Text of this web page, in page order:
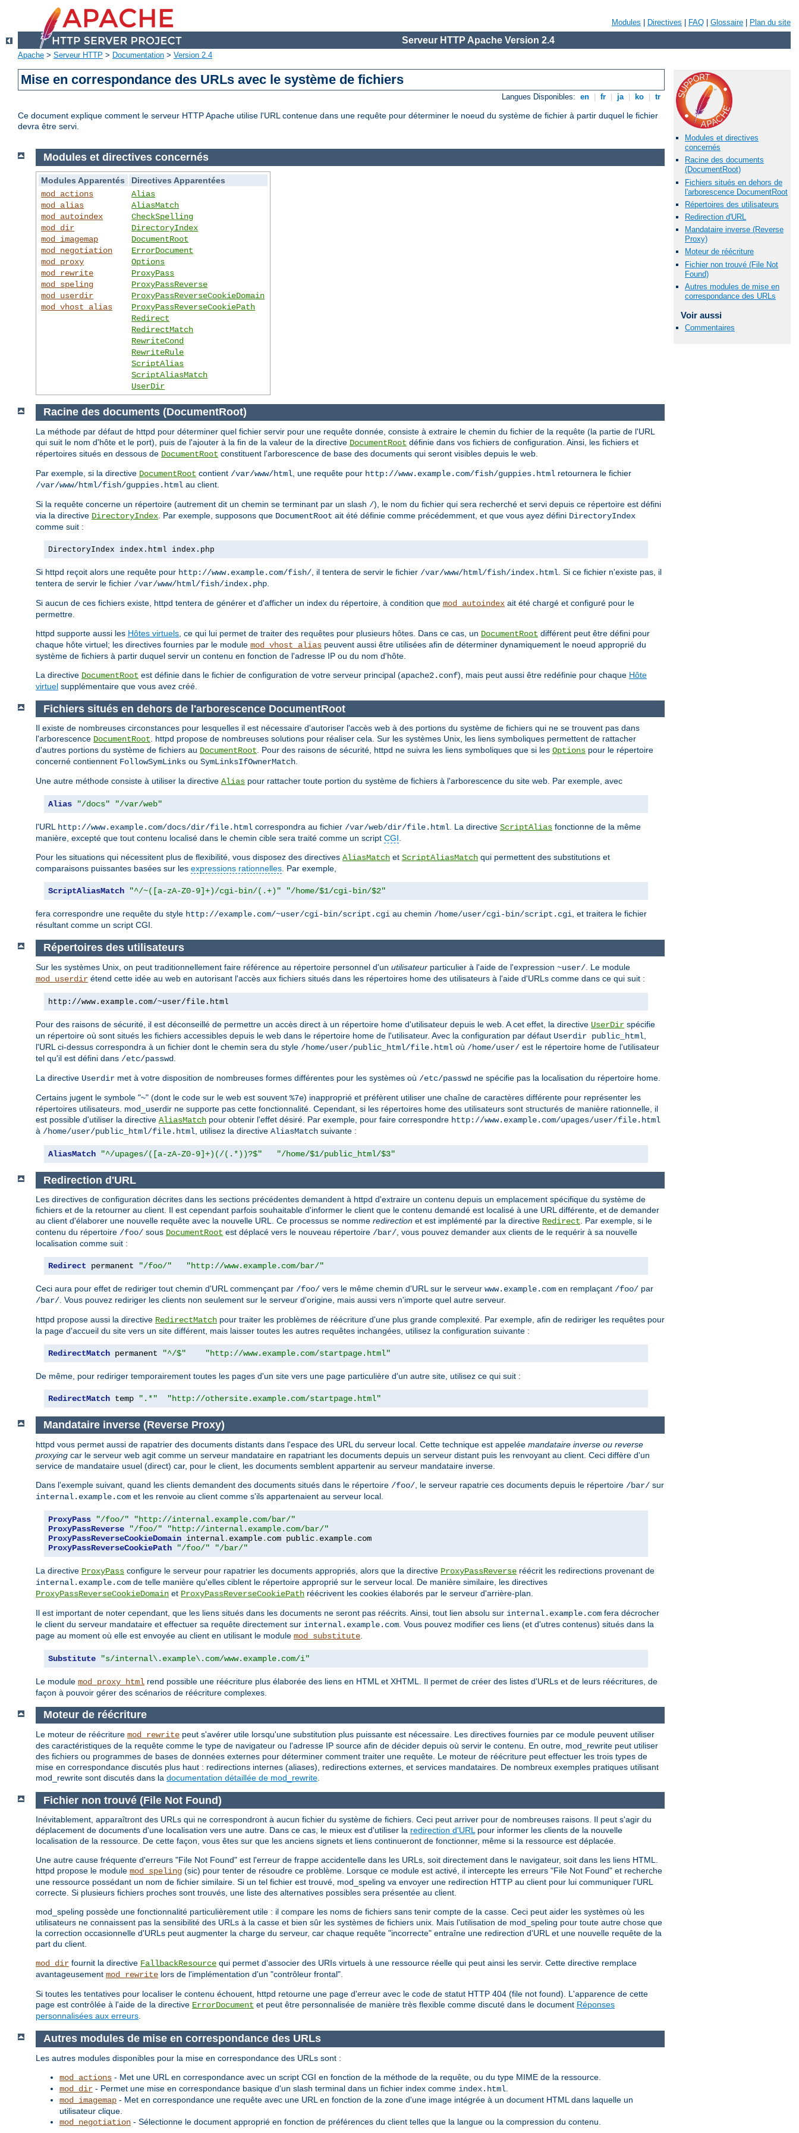
Modules Directives FAQ Glossaire Plan du site
Serveur HTTP Apache Version 2.4
Apache > Serveur HTTP > Documentation > Version 2.4
Mise en correspondance des URLs avec le système de fichiers
Langues Disponibles: en fr ja ko tr
Ce document explique comment le serveur HTTP Apache utilise l'URL contenue dans une requête pour déterminer le noeud du système de fichier à partir duquel le fichier
devra être servi.
Modules et directives
concernés
Racine des documents
(DocumentRoot)
Fichiers situés en dehors de
l'arborescence DocumentRoot
Répertoires des utilisateurs
Redirection d'URL
Mandataire inverse (Reverse
Proxy)
Moteur de réécriture
Fichier non trouvé (File Not
Found)
Autres modules de mise en
correspondance des URLs
Voir aussi
Commentaires
Modules et directives concernés
Modules Apparentés
Directives Apparentées
mod_actions
mod_alias
mod_autoindex
mod_dir
mod_imagemap
mod_negotiation
mod_proxy
mod_rewrite
mod_speling
mod_userdir
mod_vhost_alias
Alias
AliasMatch
CheckSpelling
DirectoryIndex
DocumentRoot
ErrorDocument
Options
ProxyPass
ProxyPassReverse
ProxyPassReverseCookieDomain
ProxyPassReverseCookiePath
Redirect
RedirectMatch
RewriteCond
RewriteRule
ScriptAlias
ScriptAliasMatch
UserDir
Racine des documents (DocumentRoot)
La méthode par défaut de httpd pour déterminer quel fichier servir pour une requête donnée, consiste à extraire le chemin du fichier de la requête (la partie de l'URL
qui suit le nom d'hôte et le port), puis de l'ajouter à la fin de la valeur de la directive DocumentRoot définie dans vos fichiers de configuration. Ainsi, les fichiers et
répertoires situés en dessous de DocumentRoot constituent l'arborescence de base des documents qui seront visibles depuis le web.
Par exemple, si la directive DocumentRoot contient /var/www/html , une requête pour http://www.example.com/fish/guppies.html retournera le fichier
/var/www/html/fish/guppies.html au client.
Si la requête concerne un répertoire (autrement dit un chemin se terminant par un slash /), le nom du fichier qui sera recherché et servi depuis ce répertoire est défini
via la directive DirectoryIndex . Par exemple, supposons que DocumentRoot ait été définie comme précédemment, et que vous ayez défini DirectoryIndex
comme suit :
DirectoryIndex index.html index.php
Si httpd reçoit alors une requête pour http://www.example.com/fish/ , il tentera de servir le fichier /var/www/html/fish/index.html . Si ce fichier n'existe pas, il
tentera de servir le fichier /var/www/html/fish/index.php
Si aucun de ces fichiers existe, httpd tentera de générer et d'afficher un index du répertoire, à condition que mod_autoindex ait été chargé et configuré pour le
permettre.
httpd supporte aussi les Hôtes virtuels , ce qui lui permet de traiter des requêtes pour plusieurs hôtes. Dans ce cas, un DocumentRoot différent peut être défini pour
chaque hôte virtuel; les directives fournies par le module mod_vhost_alias peuvent aussi être utilisées afin de déterminer dynamiquement le noeud approprié du
système de fichiers à partir duquel servir un contenu en fonction de l'adresse IP ou du nom d'hôte.
La directive DocumentRoot est définie dans le fichier de configuration de votre serveur principal (apache2.conf), mais peut aussi être redéfinie pour chaque Hôte
virtuel supplémentaire que vous avez créé.
Fichiers situés en dehors de l'arborescence DocumentRoot
Il existe de nombreuses circonstances pour lesquelles il est nécessaire d'autoriser l'accès web à des portions du système de fichiers qui ne se trouvent pas dans
l'arborescence DocumentRoot. httpd propose de nombreuses solutions pour réaliser cela. Sur les systèmes Unix, les liens symboliques permettent de rattacher
d'autres portions du système de fichiers au DocumentRoot. Pour des raisons de sécurité, httpd ne suivra les liens symboliques que si les Options pour le répertoire
concerné contiennent FollowSymLinks ou SymLinksIfOwnerMatch.
Une autre méthode consiste à utiliser la directive Alias pour rattacher toute portion du système de fichiers à l'arborescence du site web. Par exemple, avec
Alias "/docs" "/var/web"
l'URL http://www.example.com/docs/dir/file.html correspondra au fichier /var/web/dir/file.html. La directive ScriptAlias fonctionne de la même
manière, excepté que tout contenu localisé dans le chemin cible sera traité comme un script CGI.
Pour les situations qui nécessitent plus de flexibilité, vous disposez des directives AliasMatch et ScriptAliasMatch qui permettent des substitutions et
comparaisons puissantes basées sur les expressions rationnelles. Par exemple,
ScriptAliasMatch "^/~([a-zA-Z0-9]+)/cgi-bin/(.+)" "/home/$1/cgi-bin/$2"
fera correspondre une requête du style http://example.com/~user/cgi-bin/script.cgi au chemin /home/user/cgi-bin/script.cgi, et traitera le fichier
résultant comme un script CGI.
Répertoires des utilisateurs
Sur les systèmes Unix, on peut traditionnellement faire référence au répertoire personnel d'un utilisateur particulier à l'aide de l'expression ~user/ . Le module
mod_userdir étend cette idée au web en autorisant l'accès aux fichiers situés dans les répertoires home des utilisateurs à l'aide d'URLs comme dans ce qui suit :
http://www.example.com/~user/file.html
Pour des raisons de sécurité, il est déconseillé de permettre un accès direct à un répertoire home d'utilisateur depuis le web. A cet effet, la directive UserDir spécifie
un répertoire où sont situés les fichiers accessibles depuis le web dans le répertoire home de l'utilisateur. Avec la configuration par défaut Userdir public_html
l'URL ci-dessus correspondra à un fichier dont le chemin sera du style /home/user/public_html/file.html où /home/user/ est le répertoire home de l'utilisateur
tel qu'il est défini dans /etc/passwd
La directive Userdir met à votre disposition de nombreuses formes différentes pour les systèmes où /etc/passwd ne spécifie pas la localisation du répertoire home.
Certains jugent le symbole "~" (dont le code sur le web est souvent %7e) inapproprié et préfèrent utiliser une chaîne de caractères différente pour représenter les
répertoires utilisateurs. mod_userdir ne supporte pas cette fonctionnalité. Cependant, si les répertoires home des utilisateurs sont structurés de manière rationnelle, il
est possible d'utiliser la directive AliasMatch pour obtenir l'effet désiré. Par exemple, pour faire correspondre http://www.example.com/upages/user/file.html
à /home/user/public_html/file.html , utilisez la directive AliasMatch suivante :
AliasMatch "^/upages/([a-zA-Z0-9]+)(/(.*))?$" "/home/$1/public_html/$3"
Redirection d'URL
Les directives de configuration décrites dans les sections précédentes demandent à httpd d'extraire un contenu depuis un emplacement spécifique du système de
fichiers et de la retourner au client. Il est cependant parfois souhaitable d'informer le client que le contenu demandé est localisé à une URL différente, et de demander
au client d'élaborer une nouvelle requête avec la nouvelle URL. Ce processus se nomme redirection et est implémenté par la directive Redirect. Par exemple, si le
contenu du répertoire /foo/ sous DocumentRoot est déplacé vers le nouveau répertoire /bar/, vous pouvez demander aux clients de le requérir à sa nouvelle
localisation comme suit :
Redirect permanent "/foo/" "http://www.example.com/bar/"
Ceci aura pour effet de rediriger tout chemin d'URL commençant par /foo/ vers le même chemin d'URL sur le serveur www.example.com en remplaçant /foo/ par
/bar/. Vous pouvez rediriger les clients non seulement sur le serveur d'origine, mais aussi vers n'importe quel autre serveur.
httpd propose aussi la directive RedirectMatch pour traiter les problèmes de réécriture d'une plus grande complexité. Par exemple, afin de rediriger les requêtes pour
la page d'accueil du site vers un site différent, mais laisser toutes les autres requêtes inchangées, utilisez la configuration suivante :
RedirectMatch permanent "^/$" "http://www.example.com/startpage.html"
De même, pour rediriger temporairement toutes les pages d'un site vers une page particulière d'un autre site, utilisez ce qui suit :
RedirectMatch temp ".*" "http://othersite.example.com/startpage.html"
Mandataire inverse (Reverse Proxy)
httpd vous permet aussi de rapatrier des documents distants dans l'espace des URL du serveur local. Cette technique est appelée mandataire inverse ou reverse
proxying car le serveur web agit comme un serveur mandataire en rapatriant les documents depuis un serveur distant puis les renvoyant au client. Ceci diffère d'un
service de mandataire usuel (direct) car, pour le client, les documents semblent appartenir au serveur mandataire inverse.
Dans l'exemple suivant, quand les clients demandent des documents situés dans le répertoire /foo/ , le serveur rapatrie ces documents depuis le répertoire /bar/ sur
internal.example.com et les renvoie au client comme s'ils appartenaient au serveur local.
ProxyPass "/foo/"
"http://internal.example.com/bar/"
ProxyPassReverse
"/foo/"
"http://internal.example.com/bar/"
ProxyPassReverseCookieDomain internal. example. com public. example.
ProxyPassReverseCookiePath
"/foo/" "/bar/"
La directive ProxyPass configure le serveur pour rapatrier les documents appropriés, alors que la directive ProxyPassReverse réécrit les redirections provenant de
internal.example.com de telle manière qu'elles ciblent le répertoire approprié sur le serveur local. De manière similaire, les directives
ProxyPassReverseCookieDomain et ProxyPassReverseCookiePath réécrivent les cookies élaborés par le serveur d'arrière-plan.
Il est important de noter cependant, que les liens situés dans les documents ne seront pas réécrits. Ainsi, tout lien absolu sur internal.example.com fera décrocher
le client du serveur mandataire et effectuer sa requête directement sur internal.example.com . Vous pouvez modifier ces liens (et d'utres contenus) situés dans la
page au moment où elle est envoyée au client en utilisant le module mod_substitute
Substitute "s/internal\.example\.com/www.example.com/i"
Le module mod_proxy_html rend possible une réécriture plus élaborée des liens en HTML et XHTML. Il permet de créer des listes d'URLs et de leurs réécritures, de
façon à pouvoir gérer des scénarios de réécriture complexes.
Moteur de réécriture
Le moteur de réécriture mod_rewrite peut s'avérer utile lorsqu'une substitution plus puissante est nécessaire. Les directives fournies par ce module peuvent utiliser
des caractéristiques de la requête comme le type de navigateur ou l'adresse IP source afin de décider depuis où servir le contenu. En outre, mod_rewrite peut utiliser
des fichiers ou programmes de bases de données externes pour déterminer comment traiter une requête. Le moteur de réécriture peut effectuer les trois types de
mise en correspondance discutés plus haut : redirections internes (aliases), redirections externes, et services mandataires. De nombreux exemples pratiques utilisant
mod_rewrite sont discutés dans la documentation détaillée de mod_rewrite
Fichier non trouvé (File Not Found)
Inévitablement, apparaîtront des URLs qui ne correspondront à aucun fichier du système de fichiers. Ceci peut arriver pour de nombreuses raisons. Il peut s'agir du
déplacement de documents d'une localisation vers une autre. Dans ce cas, le mieux est d'utiliser la redirection d'URLpour informer les clients de la nouvelle
localisation de la ressource. De cette façon, vous êtes sur que les anciens signets et liens continueront de fonctionner, même si la ressource est déplacée.
Une autre cause fréquente d'erreurs "File Not Found" est l'erreur de frappe accidentelle dans les URLs, soit directement dans le navigateur, soit dans les liens HTML.
httpd propose le module mod_speling (sic) pour tenter de résoudre ce problème. Lorsque ce module est activé, il intercepte les erreurs "File Not Found" et recherche
une ressource possédant un nom de fichier similaire. Si un tel fichier est trouvé, mod_speling va envoyer une redirection HTTP au client pour lui communiquer l'URL
correcte. Si plusieurs fichiers proches sont trouvés, une liste des alternatives possibles sera présentée au client.
mod_speling possède une fonctionnalité particulièrement utile : il compare les noms de fichiers sans tenir compte de la casse. Ceci peut aider les systèmes où les
utilisateurs ne connaissent pas la sensibilité des URLs à la casse et bien sûr les systèmes de fichiers unix. Mais l'utilisation de mod_speling pour toute autre chose que
la correction occasionnelle d'URLs peut augmenter la charge du serveur, car chaque requête "incorrecte" entraîne une redirection d'URL et une nouvelle requête de la
part du client.
mod_dir fournit la directive FallbackResource qui permet d'associer des URIs virtuels à une ressource réelle qui peut ainsi les servir. Cette directive remplace
avantageusement mod_rewrite lors de l'implémentation d'un "contrôleur frontal".
Si toutes les tentatives pour localiser le contenu échouent, httpd retourne une page d'erreur avec le code de statut HTTP 404 (file not found). L'apparence de cette
page est contrôlée à l'aide de la directive ErrorDocument et peut être personnalisée de manière très flexible comme discuté dans le document Réponses
personnalisées aux erreurs.
Autres modules de mise en correspondance des URLs
Les autres modules disponibles pour la mise en correspondance des URLs sont :
mod_actions - Met une URL en correspondance avec un script CGI en fonction de la méthode de la requête, ou du type MIME de la ressource.
mod_dir - Permet une mise en correspondance basique d'un slash terminal dans un fichier index comme index.html
mod_imagemap - Met en correspondance une requête avec une URL en fonction de la zone d'une image intégrée à un document HTML dans laquelle un
utilisateur clique.
mod_negotiation - Sélectionne le document approprié en fonction de préférences du client telles que la langue ou la compression du contenu.